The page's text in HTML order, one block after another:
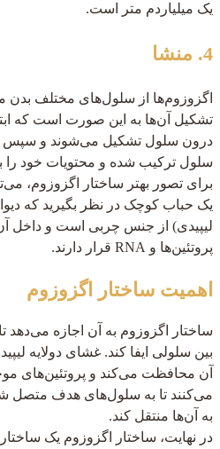
یک میلیاردم متر است.
4. منشا
اگزوزوم‌ها از سلول‌های مختلف بدن
تشکیل آن‌ها به این صورت است که
درون سلول تشکیل می‌شوند و سپس
سلول ترکیب شده و محتویات خود را
برای تصور بهتر ساختار اگزوزوم،
یک حباب کوچک در نظر بگیرید که
لیپیدی) از جنس چربی است و داخل آن
پروتئین‌ها و RNA قرار دارند.
اهمیت ساختار اگزوزوم
ساختار اگزوزوم به آن اجازه می‌دهد
بین سلولی ایفا کند. غشای دولایه
آن محافظت می‌کند و پروتئین‌های
می‌کنند تا به سلول‌های هدف متصل
به آن‌ها منتقل کند.
در نهایت، ساختار اگزوزوم یک